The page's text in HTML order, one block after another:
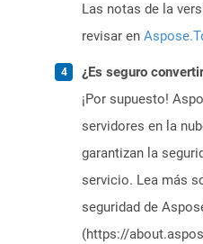
Las notas de la
revisar en
¿Es seguro
¡Por supuesto!
servidores en la
garantizan la
servicio. Lea más
seguridad de
(https://